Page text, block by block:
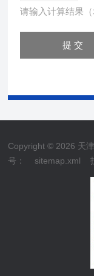
请输入计算结果
Copyright © 2026 天
号：
sitemap.xml